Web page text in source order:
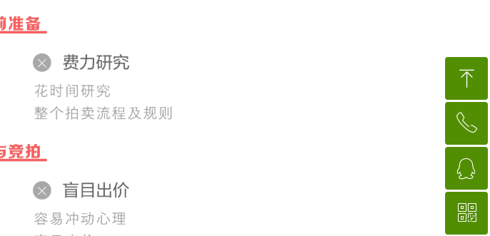
ꁸ
回到顶部
ꂅ
ꁗ
QQ客服
ꀥ